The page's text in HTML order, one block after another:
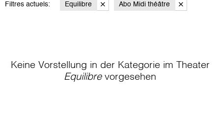
Filtres actuels: Equilibre Abo Midi théâtre
Keine Vorstellung in der Kategorie im Theater
Equilibrevorgesehen